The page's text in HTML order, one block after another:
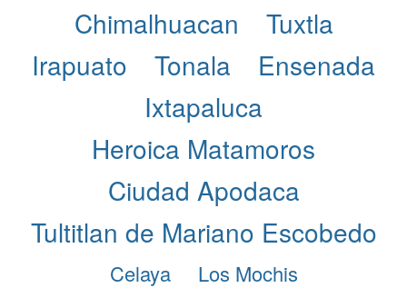
Chimalhuacan
Tuxtla
Irapuato
Tonala
Ensenada
Ixtapaluca
Heroica Matamoros
Ciudad Apodaca
Tultitlan de Mariano Escobedo
Celaya
Los Mochis